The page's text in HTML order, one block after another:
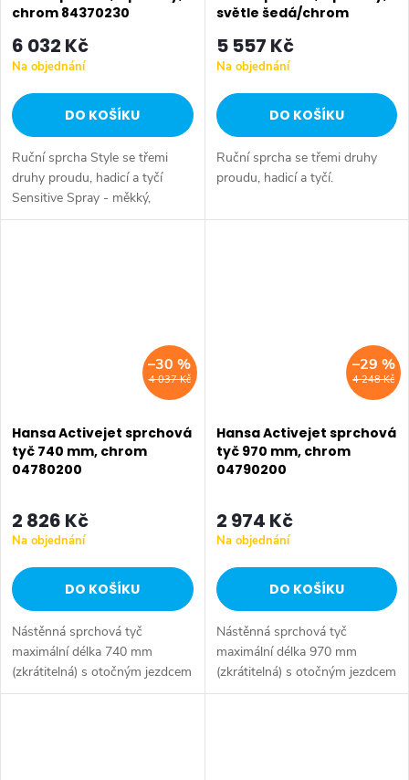
chrom 84370230
6 032 Kč
Na objednání
DO KOŠÍKU
Ruční sprcha Style se třemi
druhy proudu, hadicí a tyčí
Sensitive Spray - měkký,
uvolňující proud Intense Spray
světle šedá/chrom
5 557 Kč
Na objednání
DO KOŠÍKU
Ruční sprcha se třemi druhy
proudu, hadicí a tyčí.
4 037 Kč
–30 %
Hansa Activejet sprchová
tyč 740 mm, chrom
04780200
2 826 Kč
Na objednání
DO KOŠÍKU
Nástěnná sprchová tyč
maximální délka 740 mm
(zkrátitelná) s otočným jezdcem
výškové nastavení -
4 248 Kč
–29 %
Hansa Activejet sprchová
tyč 970 mm, chrom
04790200
2 974 Kč
Na objednání
DO KOŠÍKU
Nástěnná sprchová tyč
maximální délka 970 mm
(zkrátitelná) s otočným jezdcem
výškové nastavení -